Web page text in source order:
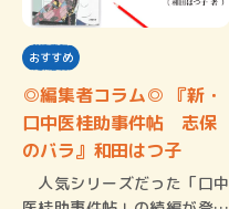
おすすめ
◎編集者コラム◎ 『新・
口中医桂助事件帖 志保
のバラ』和田はつ子
人気シリーズだった「口中